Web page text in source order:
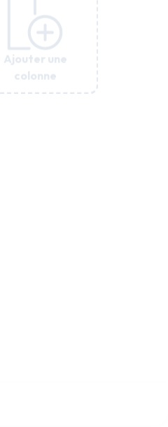
Ajouter une
colonne
Ajouter une
colonne
Ajouter une
colonne
Ajouter une
colonne
Ajouter une
colonne
Ajouter une
colonne